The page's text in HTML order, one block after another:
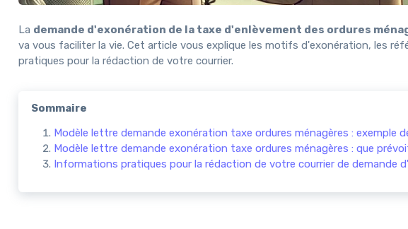
La demande d'exonération de la taxe d'enlèvement des ordures
va vous faciliter la vie. Cet article vous explique les motifs d'exonération, les
pratiques pour la rédaction de votre courrier.
Sommaire
Modèle lettre demande exonération taxe ordures ménagères : exemple
Modèle lettre demande exonération taxe ordures ménagères : que
Informations pratiques pour la rédaction de votre courrier de demande